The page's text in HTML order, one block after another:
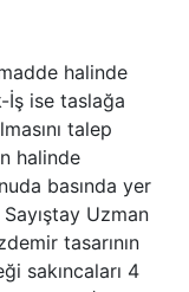
halinde
İş ise taslağa
talep
halinde
basında yer
Uzman
tasarının
sakıncaları 4